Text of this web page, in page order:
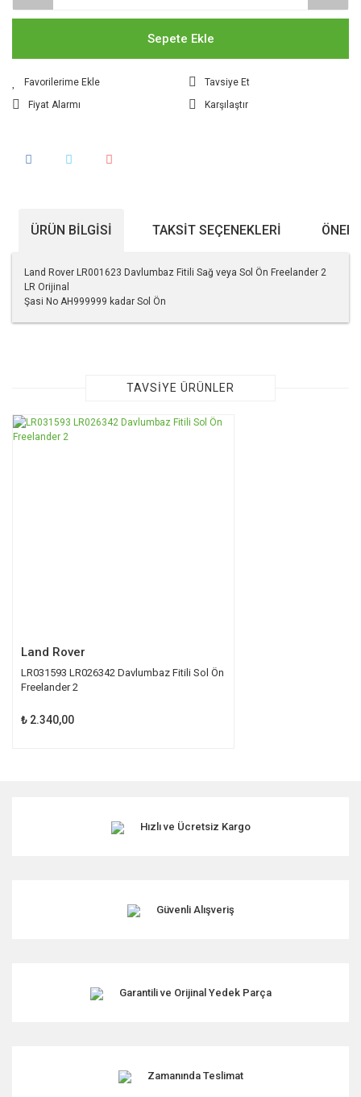
Sepete Ekle
Tavsiye Et
Fiyat Alarmı
Karşılaştır
ÜRÜN BILGISI TAKSIT SEÇENEKLERI
Land Rover LR001623 Davlumbaz Fitili Sağ veya Sol Ön Freelander 2
LR Orijinal
Şasi No AH999999 kadar Sol Ön
Görüş ve önerileriniz için teşekkür ederiz.
Ürün resmi kalitesiz, bozuk veya görüntülenemiyor.
TAVSİYE ÜRÜNLER
Land Rover
LR031593 LR026342 Davlumbaz Fitili Sol Ön
Freelander 2
₺ 2.340,00
Hızlı ve Ücretsiz Kargo
Güvenli Alışveriş
Garantili ve Orijinal Yedek Parça
Zamanında Teslimat